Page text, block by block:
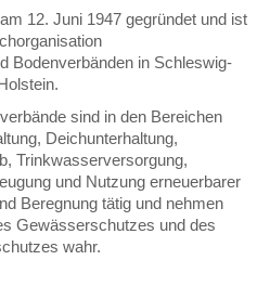
12. Juni 1947 gegründet und ist
Bodenverbänden in Schleswig-
sind in den Bereichen
Deichunterhaltung,
Trinkwasserversorgung,
und Nutzung erneuerbarer
Beregnung tätig und nehmen
Gewässerschutzes und des
wahr.